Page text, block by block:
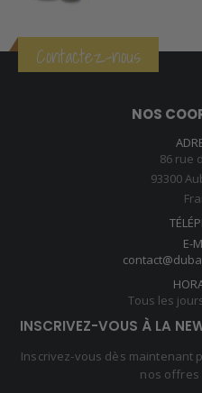
Contactez-nous
NOS
86 rue
93300
E-
Tous les
INSCRIVEZ-VOUS À LA
Inscrivez-vous dès maintenant
nos offres